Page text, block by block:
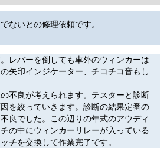
ないとの修理依頼です。
レバーを倒しても車外のウィンカーは
矢印インジケーター、チコチコ音もし
不良が考えられます。テスターと診断
を絞っていきます。診断の結果定番の
良でした。この辺りの年式のアウディ
の中にウィンカーリレーが入っている
チを交換して作業完了です。